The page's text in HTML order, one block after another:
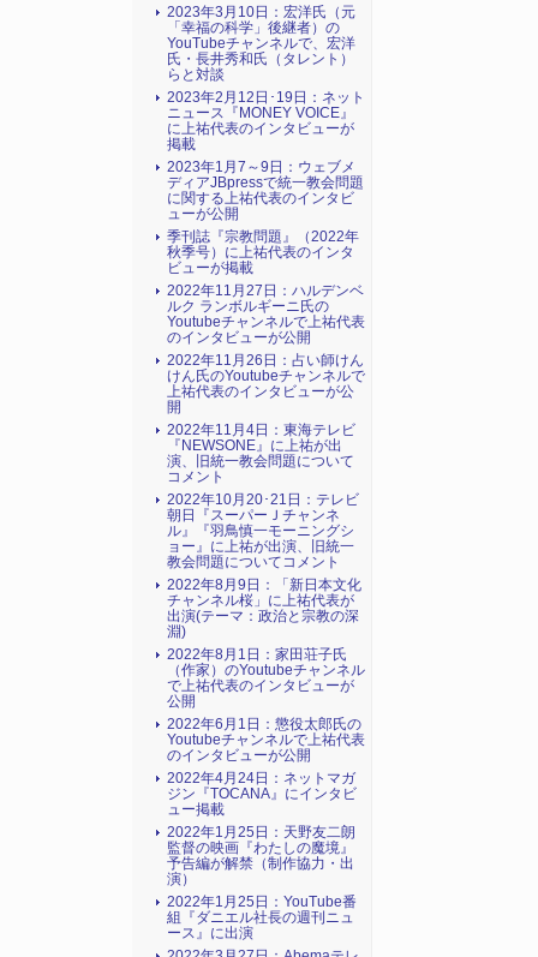
2023年3月10日：宏洋氏（元
「幸福の科学」後継者）の
YouTubeチャンネルで、宏洋
氏・長井秀和氏（タレント）
らと対談
2023年2月12日･19日：ネット
ニュース『MONEY VOICE』
に上祐代表のインタビューが
掲載
2023年1月7～9日：ウェブメ
ディアJBpressで統一教会問題
に関する上祐代表のインタビ
ューが公開
季刊誌『宗教問題』（2022年
秋季号）に上祐代表のインタ
ビューが掲載
2022年11月27日：ハルデンベ
ルク ランボルギーニ氏の
Youtubeチャンネルで上祐代表
のインタビューが公開
2022年11月26日：占い師けん
けん氏のYoutubeチャンネルで
上祐代表のインタビューが公
開
2022年11月4日：東海テレビ
『NEWSONE』に上祐が出
演、旧統一教会問題について
コメント
2022年10月20･21日：テレビ
朝日『スーパーＪチャンネ
ル』『羽鳥慎一モーニングシ
ョー』に上祐が出演、旧統一
教会問題についてコメント
2022年8月9日：「新日本文化
チャンネル桜」に上祐代表が
出演(テーマ：政治と宗教の深
淵)
2022年8月1日：家田荘子氏
（作家）のYoutubeチャンネル
で上祐代表のインタビューが
公開
2022年6月1日：懲役太郎氏の
Youtubeチャンネルで上祐代表
のインタビューが公開
2022年4月24日：ネットマガ
ジン『TOCANA』にインタビ
ュー掲載
2022年1月25日：天野友二朗
監督の映画『わたしの魔境』
予告編が解禁（制作協力・出
演）
2022年1月25日：YouTube番
組『ダニエル社長の週刊ニュ
ース』に出演